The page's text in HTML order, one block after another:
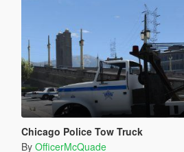
Chicago Police Tow Truck
By OfficerMcQuade